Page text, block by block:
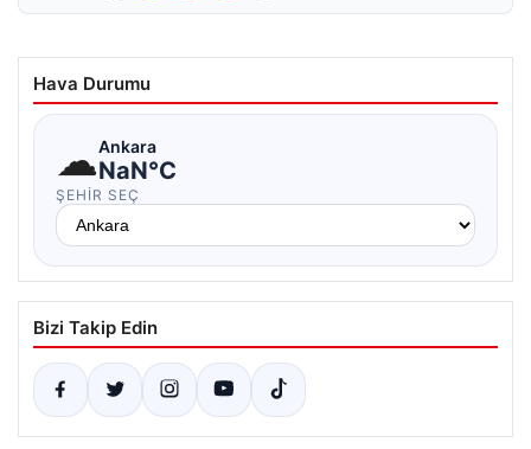
Hava Durumu
☁Ankara
NaN°C
ŞEHIR SEÇ
Bizi Takip Edin